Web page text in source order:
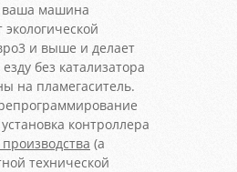
ваша машина
экологической
и выше и делает
без катализатора
на пламегаситель.
контроллера
(а
технической